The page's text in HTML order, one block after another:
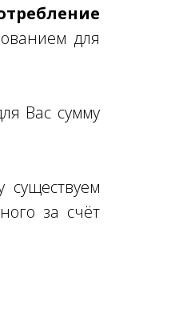
для
Вас сумму
существуем
за счёт